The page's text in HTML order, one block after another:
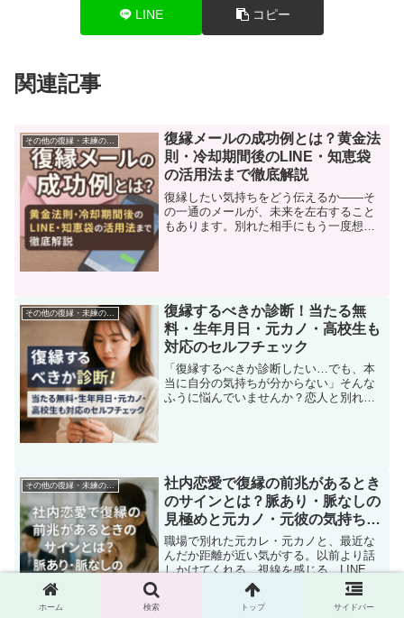
LINE コピー
関連記事
その他の復縁・未練の悩み
復縁メールの成功例とは？黄金法
則・冷却期間後のLINE・知恵袋
の活用法まで徹底解説
復縁したい気持ちをどう伝えるか――そ
の一通のメールが、未来を左右すること
もあります。別れた相手にもう一度想い
その他の復縁・未練の悩み
復縁するべきか診断！当たる無
料・生年月日・元カノ・高校生も
対応のセルフチェック
「復縁するべきか診断したい…でも、本
当に自分の気持ちが分からない」そんな
ふうに悩んでいませんか？恋人と別れて
その他の復縁・未練の悩み
社内恋愛で復縁の前兆があるとき
のサインとは？脈あり・脈なしの
見極めと元カノ・元彼の気持ちを
徹底解説
職場で別れた元カレ・元カノと、最近な
んだか距離が近い気がする。以前より話
しかけてくれる、視線を感じる、LINEが
増えた――もしかしてこれって「復縁の
前兆」？社内恋愛は、別れたあとも物理
的に顔を合わせる機会が多く、他の恋愛
ホーム 検索 トップ サイドバー